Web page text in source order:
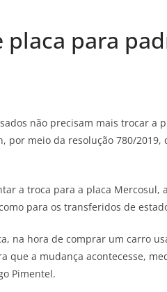
para
não precisam mais trocar a
meio da resolução 780/2019,
a troca para a placa Mercosul,
para os transferidos de
na hora de comprar um carro
que a mudança acontecesse,
Pimentel.